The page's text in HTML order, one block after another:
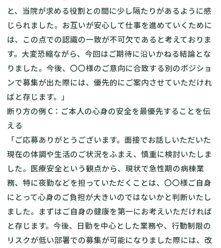
と、当院が求める役割との間に少し隔たりがあるように感
じられました。お互いが安心して仕事を進めていくために
は、この点での認識の一致が不可欠であると考えておりま
す。大変恐縮ながら、今回はご期待に沿いかねる結論とな
りました。今後、〇〇様のご意向に合致する別のポジショ
ンで募集が出た際には、優先的にご案内させていただけれ
ばと存じます。」
断り方の例 C：ご本人の心身の安全を最優先することを伝
える
「ご応募ありがとうございます。面接でお話しいただいた
現在の体調や生活のご状況をふまえ、慎重に検討いたしま
した。医療安全という観点から、現状で急性期の病棟業
務、特に夜勤などを担っていただくことは、〇〇様ご自身
にとって心身のご負担が大きいのではないかと判断いたし
ました。まずはご自身の健康を第一にお考えいただければ
と存じます。今後、日勤を中心とした業務や、行動制限の
リスクが低い部署での募集が可能になりました際には、改